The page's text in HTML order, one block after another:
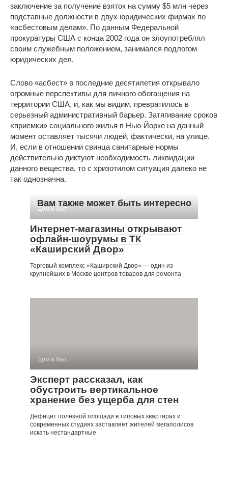
заключение за получение взяток на сумму $5 млн через
подставные должности в двух юридических фирмах по
«асбестовым делам». По данным Федеральной
прокуратуры США с конца 2002 года он злоупотреблял
своим служебным положением, занимался подлогом
юридических дел.
Слово «асбест» в последние десятилетия открывало
огромные перспективы для личного обогащения на
территории США, и, как мы видим, превратилось в
серьезный административный барьер. Затягивание сроков
«приемки» социального жилья в Нью-Йорке на данный
момент оставляет тысячи людей, фактически, на улице.
И, если в отношении свинца санитарные нормы
действительно диктуют необходимость ликвидации
данного вещества, то с хризотилом ситуация далеко не
так однозначна.
Вам также может быть интересно
Дом и быт
Интернет-магазины открывают
офлайн-шоурумы в ТК
«Каширский Двор»
Торговый комплекс «Каширский Двор» — один из
крупнейших в Москве центров товаров для ремонта
Дом и быт
Эксперт рассказал, как
обустроить вертикальное
хранение без ущерба для стен
Дефицит полезной площади в типовых квартирах и
современных студиях заставляет жителей мегаполисов
искать нестандартные